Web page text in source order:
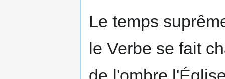
Le temps
le Verbe se fait